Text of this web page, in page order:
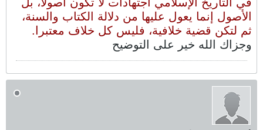
الأصول إنما يعول عليها من دلالة الكتاب والسنة،
ثم لتكن قضية خلافية، فليس كل خلاف معتبرا.
وجزاك الله خير على التوضيح